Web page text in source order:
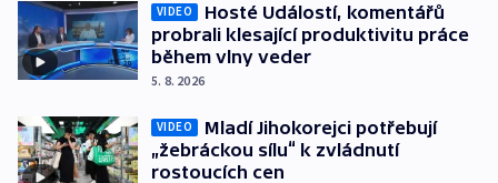
VIDEO
Hosté Událostí, komentářů
probrali klesající produktivitu práce
během vlny veder
5. 8. 2026
VIDEO
Mladí Jihokorejci potřebují
„žebráckou sílu“ k zvládnutí
rostoucích cen